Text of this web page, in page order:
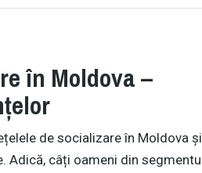
în Moldova –
de socializare în Moldova și
Adică, câți oameni din